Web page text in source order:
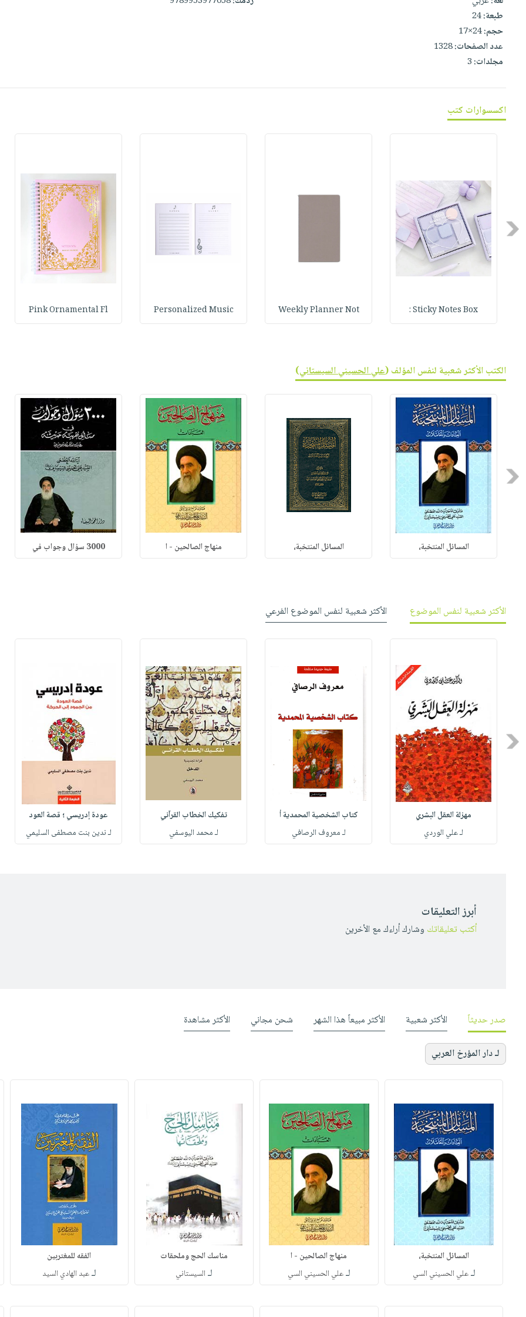
صابون
أطفال
مناسبات
فيديوهات
أسئلة
يتكرر
طرحها
وفرات
عربة
التسوق
نشرة
طبعة:24
حجم:24×17
عدد الصفحات:1328
مجلدات:3
اكسسوارات كتب
Previous
Sticky Notes Box :
Weekly Planner Not
Personalized Music
Pink Ornamental Fl
الكتب الأكثر شعبية لنفس المؤلف (علي الحسيني السيستاني)
Previous
المسائل المنتخبة، المسائل المنتخبة، منهاج الصالحين - ا 3000 سؤال وجواب في
الأكثر شعبية لنفس الموضوع الأكثر شعبية لنفس الموضوع الفرعي
Previous
مهزلة العقل البشري
لـ علي الوردي
كتاب الشخصية المحمدية أ
لـ معروف الرصافي
تفكيك الخطاب القرآني
لـ محمد اليوسفي
عودة إدريسي ؛ قصة العود
لـ ندين بنت مصطفى السليمي
أبرز التعليقات
أكتب تعليقاتك وشارك أراءك مع الأخرين
صدر حديثاً الأكثر شعبية الأكثر مبيعاً هذا الشهر شحن مجاني الأكثر مشاهدة
لـ دار المؤرخ العربي
المسائل المنتخبة،
لـعلي الحسيني السي
منهاج الصالحين - ا
لـعلي الحسيني السي
مناسك الحج وملحقات
لـ السيستاني
الفقه للمغتربين
لـعبد الهادي السيد